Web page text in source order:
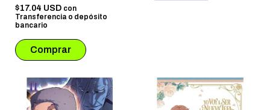
$17.04 USD con
Transferencia o depósito
bancario